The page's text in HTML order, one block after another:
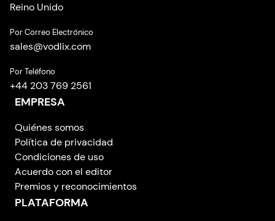
Reino Unido
Por Correo Electrónico
sales@vodlix.com
Por Teléfono
+44 203 769 2561
EMPRESA
Quiénes somos
Política de privacidad
Condiciones de uso
Acuerdo con el editor
Premios y reconocimientos
PLATAFORMA